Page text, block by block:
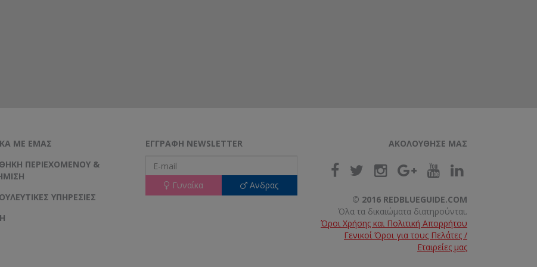
ΜΕ ΕΜΆΣ
ΠΕΡΙΕΧΟΜΈΝΟΥ &
ΥΠΗΡΕΣΊΕΣ
ΕΓΓΡΑΦΉ NEWSLETTER
Ανδρας
Γυναίκα
ΑΚΟΛΟΥΘΗΣΕ ΜΑΣ
© 2016 REDBLUEGUIDE.COM
Όλα τα δικαιώματα διατηρούνται.
Όροι Χρήσης και Πολιτική Απορρήτου
Γενικοί Όροι για τους Πελάτες /
Εταιρείες μας